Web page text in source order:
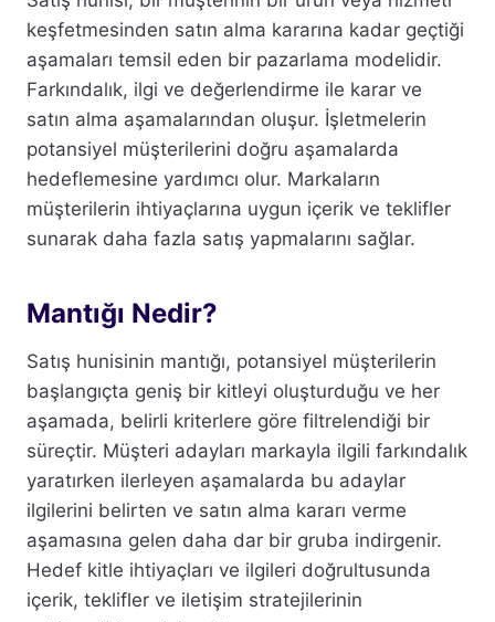
keşfetmesinden satın alma kararına kadar geçtiği
aşamaları temsil eden bir pazarlama modelidir.
Farkındalık, ilgi ve değerlendirme ile karar ve
satın alma aşamalarından oluşur. İşletmelerin
potansiyel müşterilerini doğru aşamalarda
hedeflemesine yardımcı olur. Markaların
müşterilerin ihtiyaçlarına uygun içerik ve teklifler
sunarak daha fazla satış yapmalarını sağlar.
Mantığı Nedir?
Satış hunisinin mantığı, potansiyel müşterilerin
başlangıçta geniş bir kitleyi oluşturduğu ve her
aşamada, belirli kriterlere göre filtrelendiği bir
süreçtir. Müşteri adayları markayla ilgili farkındalık
yaratırken ilerleyen aşamalarda bu adaylar
ilgilerini belirten ve satın alma kararı verme
aşamasına gelen daha dar bir gruba indirgenir.
Hedef kitle ihtiyaçları ve ilgileri doğrultusunda
içerik, teklifler ve iletişim stratejilerinin